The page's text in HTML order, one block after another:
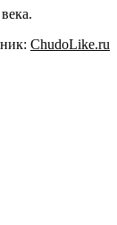
ChudoLike.ru